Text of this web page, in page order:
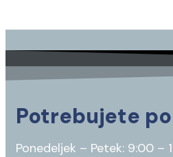
Potrebujete
Ponedeljek – Petek: 9:00 –